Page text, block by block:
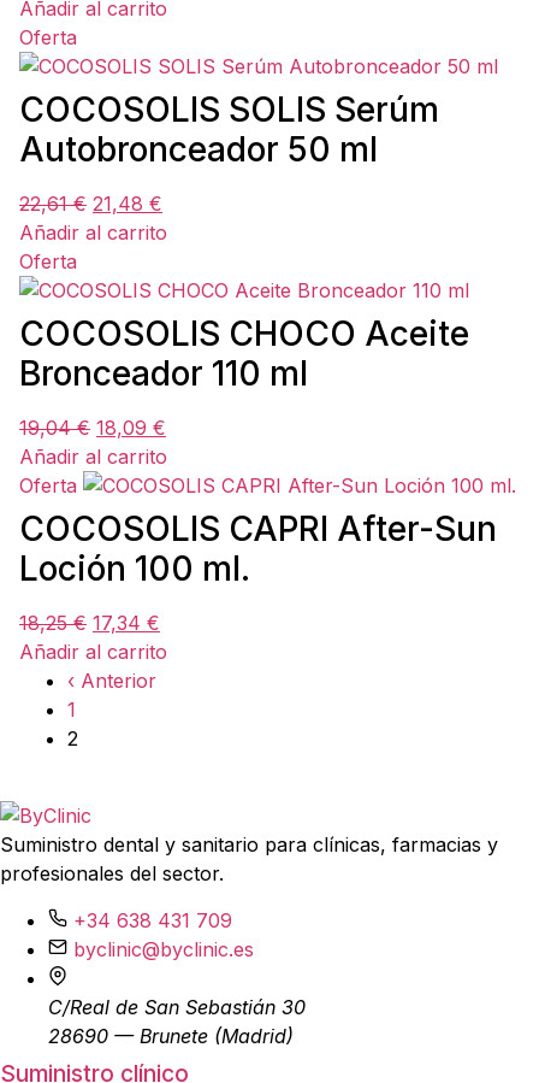
Añadir al carrito
Oferta
COCOSOLIS SOLIS Serúm
Autobronceador 50 ml
22,61€ 21,48 €
Añadir al carrito
Oferta
COCOSOLIS CHOCO Aceite
Bronceador 110 ml
19,04€ 18,09 €
Añadir al carrito
Oferta
COCOSOLIS CAPRI After-Sun
Loción 100 ml.
18,25€ 17,34 €
Añadir al carrito
‹ Anterior
1
2
Suministro dental y sanitario para clínicas, farmacias y
profesionales del sector.
+34 638 431 709
byclinic@byclinic.es
C/Real de San Sebastián 30
28690 — Brunete (Madrid)
Suministro clínico